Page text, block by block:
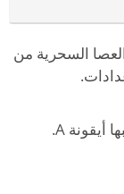
السحرية من